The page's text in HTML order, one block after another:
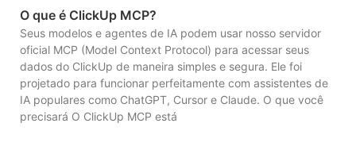
O que é ClickUp MCP?
Seus modelos e agentes de IA podem usar nosso servidor
oficial MCP (Model Context Protocol) para acessar seus
dados do ClickUp de maneira simples e segura. Ele foi
projetado para funcionar perfeitamente com assistentes de
IA populares como ChatGPT, Cursor e Claude. O que você
precisará O ClickUp MCP está